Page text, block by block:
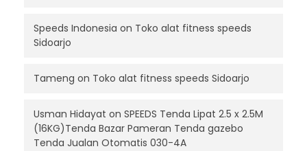
Speeds Indonesia on Toko alat fitness speeds
Sidoarjo
Tameng on Toko alat fitness speeds Sidoarjo
Usman Hidayat on SPEEDS Tenda Lipat 2.5 x 2.5M
(16KG)Tenda Bazar Pameran Tenda gazebo
Tenda Jualan Otomatis 030-4A